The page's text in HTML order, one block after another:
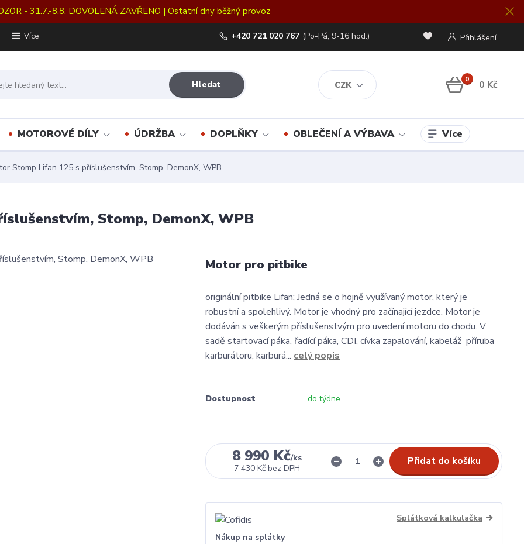
- 31.7.-8.8. DOVOLENÁ ZAVŘENO | Ostatní dny běžný provoz
Více
CZK
Přihlášení
Hledat
+420 721 020 767 (Po-Pá, 9-16 hod.)
0 0 Kč
MOTOROVÉ DÍLY ÚDRŽBA DOPLŇKY OBLEČENÍ A VÝBAVA Více
Stomp Lifan 125 s příslušenstvím, Stomp, DemonX, WPB
Stomp, DemonX, WPB
Motor pro pitbike
originální pitbike Lifan; Jedná se o hojně využívaný motor, který je
robustní a spolehlivý. Motor je vhodný pro začínající jezdce. Motor je
dodáván s veškerým příslušenstvým pro uvedení motoru do chodu. V
sadě startovací páka, řadící páka, CDI, cívka zapalování, kabeláž příruba
karburátoru, karburá... celý popis
Dostupnost do týdne
8 990 Kč/ks
7 430 Kč bez DPH
Přidat do košíku
Splátková kalkulačka
Nákup na splátky